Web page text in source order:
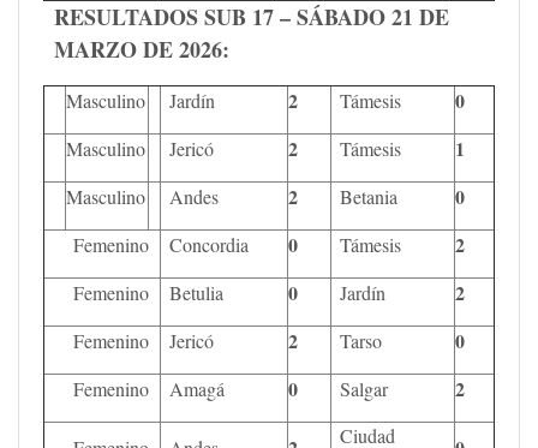
RESULTADOS SUB 17 – SÁBADO 21 DE
MARZO DE 2026:
Masculino Jardín 2 Támesis 0
Masculino Jericó 2 Támesis 1
Masculino Andes 2 Betania 0
Femenino Concordia 0 Támesis 2
Femenino Betulia 0 Jardín 2
Femenino Jericó 2 Tarso 0
Femenino Amagá 0 Salgar 2
Ciudad